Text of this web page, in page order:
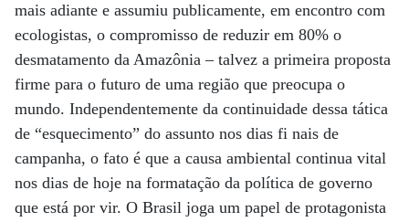
mais adiante e assumiu publicamente, em encontro com
ecologistas, o compromisso de reduzir em 80% o
desmatamento da Amazônia – talvez a primeira proposta
firme para o futuro de uma região que preocupa o
mundo. Independentemente da continuidade dessa tática
de “esquecimento” do assunto nos dias fi nais de
campanha, o fato é que a causa ambiental continua vital
nos dias de hoje na formatação da política de governo
que está por vir. O Brasil joga um papel de protagonista